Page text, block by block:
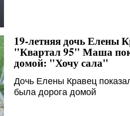
19-летняя дочь Елены
"Квартал 95" Маша
домой: "Хочу сала"
Дочь Елены Кравец
была дорога домой